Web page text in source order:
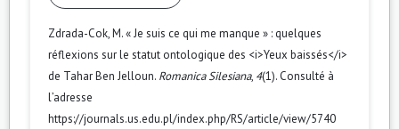
Zdrada-Cok, M. « Je suis ce qui me manque » : quelques
réflexions sur le statut ontologique des <i>Yeux baissés</i>
de Tahar Ben Jelloun. Romanica Silesiana, 4(1). Consulté à
l’adresse
https://journals.us.edu.pl/index.php/RS/article/view/5740